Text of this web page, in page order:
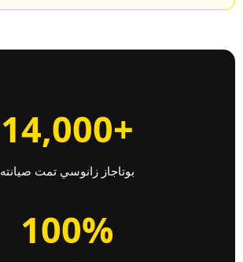
+14,000
بوتاجاز زانوسي تمت صيانته
100%